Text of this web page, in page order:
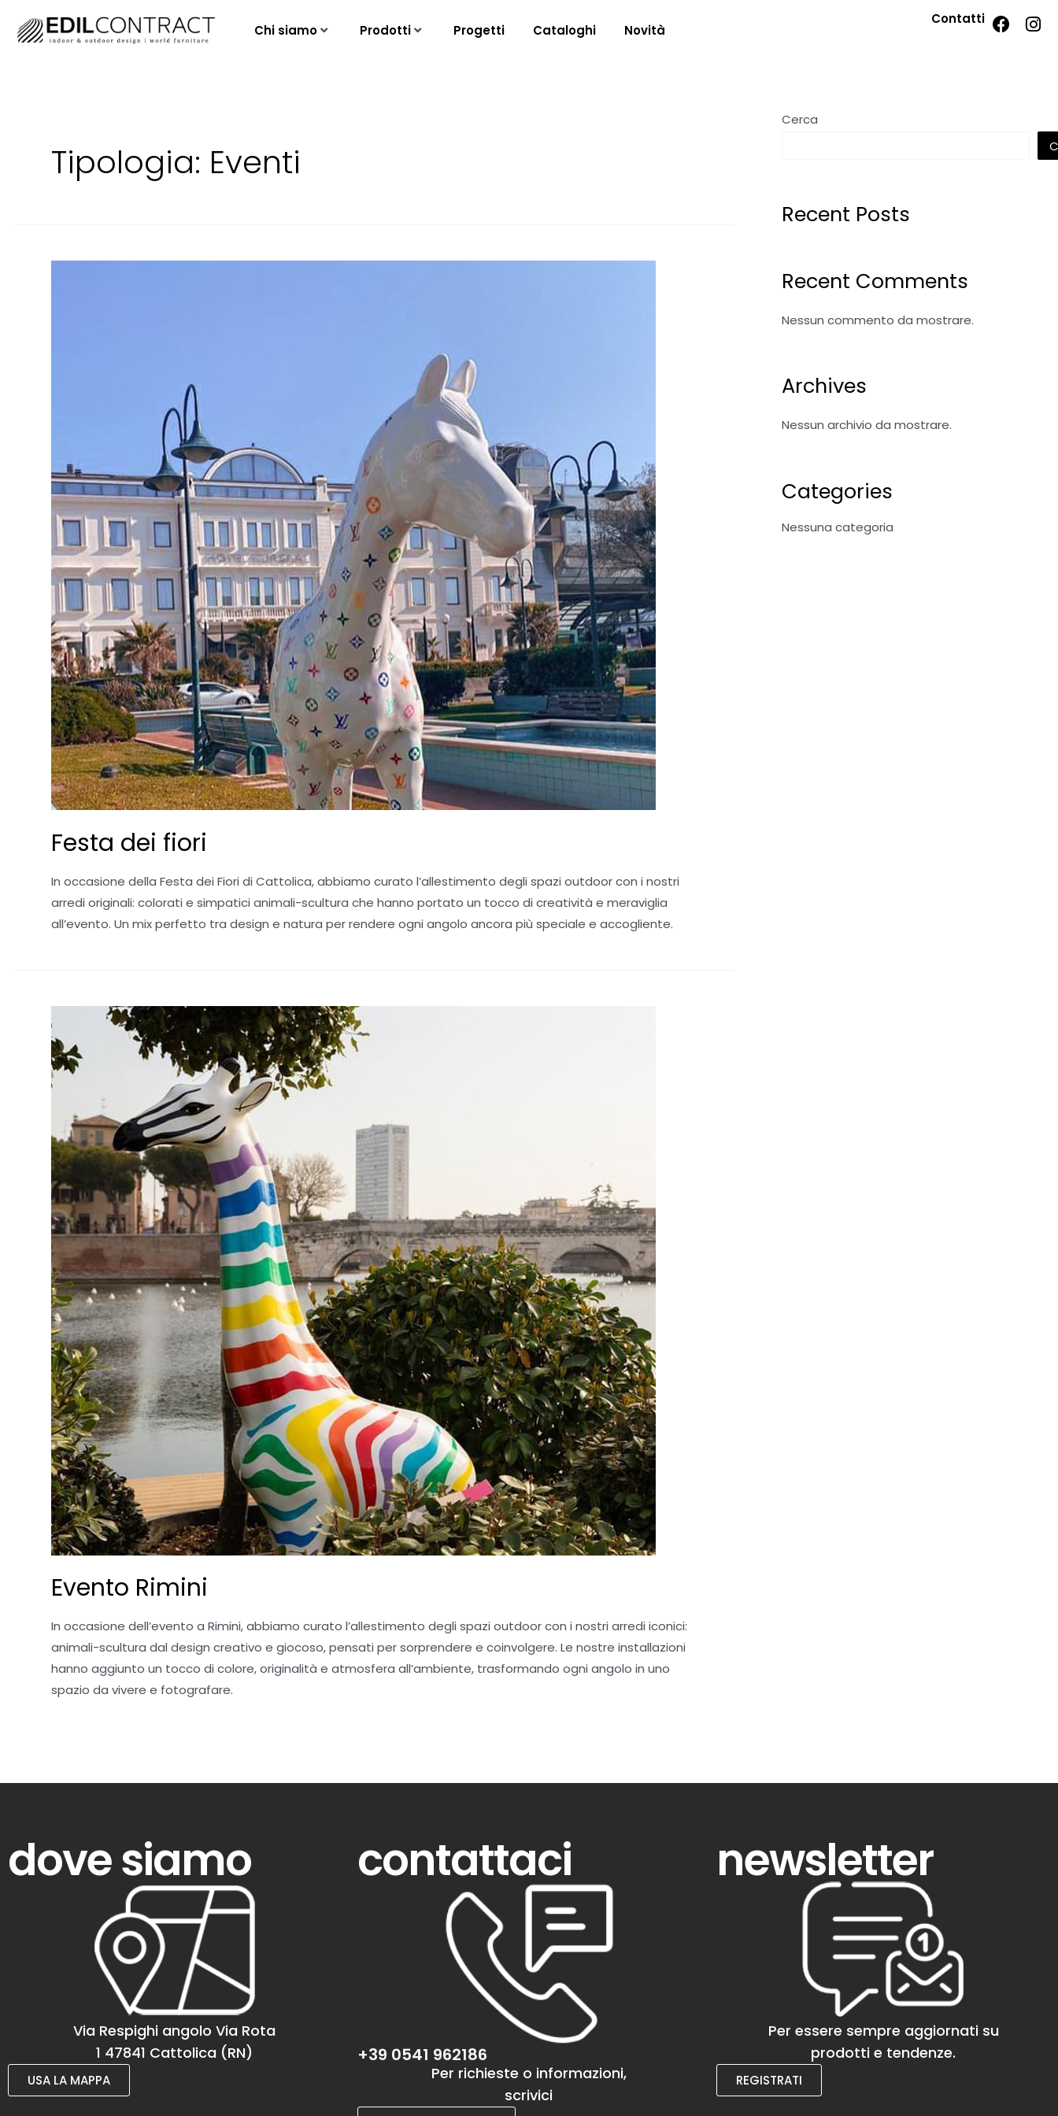
Chi siamo Prodotti Progetti Cataloghi Novità
Contatti
Tipologia: Eventi
Festa dei fiori
In occasione della Festa dei Fiori di Cattolica, abbiamo curato l’allestimento degli spazi outdoor con i nostri
arredi originali: colorati e simpatici animali-scultura che hanno portato un tocco di creatività e meraviglia
all’evento. Un mix perfetto tra design e natura per rendere ogni angolo ancora più speciale e accogliente.
Evento Rimini
In occasione dell’evento a Rimini, abbiamo curato l’allestimento degli spazi outdoor con i nostri arredi iconici:
animali-scultura dal design creativo e giocoso, pensati per sorprendere e coinvolgere. Le nostre installazioni
hanno aggiunto un tocco di colore, originalità e atmosfera all’ambiente, trasformando ogni angolo in uno
spazio da vivere e fotografare.
Cerca
Recent Posts
Recent Comments
Nessun commento da mostrare.
Archives
Nessun archivio da mostrare.
Categories
Nessuna categoria
dove siamo
Via Respighi angolo Via Rota
1 47841 Cattolica (RN)
USA LA MAPPA
contattaci
+39 0541 962186
Per richieste o informazioni,
scrivici
newsletter
Per essere sempre aggiornati su
prodotti e tendenze.
REGISTRATI